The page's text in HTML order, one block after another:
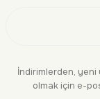
İndirimlerden,
olmak için e-